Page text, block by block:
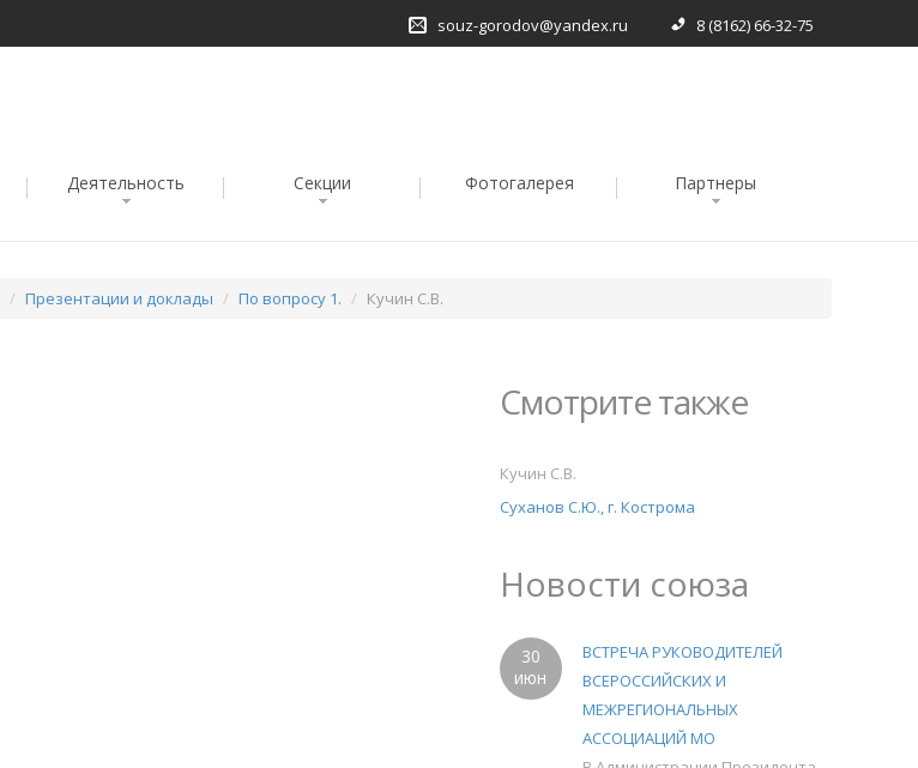
souz-gorodov@yandex.ru 8 (8162) 66-32-75
Деятельность Секции Фотогалерея Партнеры
Презентации и доклады По вопросу 1. Кучин С.В.
Смотрите также
Кучин С.В.
Суханов С.Ю., г. Кострома
Новости союза
30
июн
ВСТРЕЧА РУКОВОДИТЕЛЕЙ
ВСЕРОССИЙСКИХ И
МЕЖРЕГИОНАЛЬНЫХ
АССОЦИАЦИЙ МО